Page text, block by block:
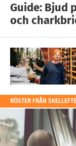
Guide: Bjud
och
RÖSTER FRÅN